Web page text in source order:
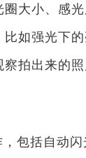
大小、感
如强光下
拍出来的
包括自动